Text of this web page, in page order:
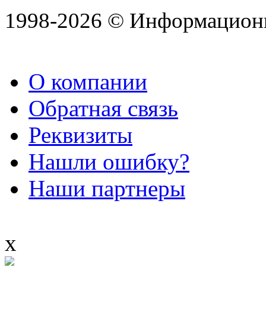
1998-2026 ©
О компании
Обратная связь
Реквизиты
Нашли ошибку?
Наши партнеры
x